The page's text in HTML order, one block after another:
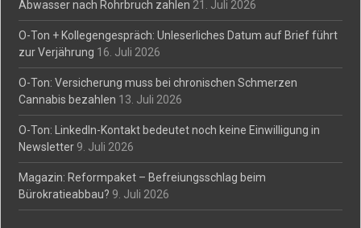
Abwasser nach Rohrbruch zahlen 21. Juli 2026
O-Ton + Kollegengespräch: Unleserliches Datum auf Brief führt
zur Verjährung 16. Juli 2026
O-Ton: Versicherung muss bei chronischen Schmerzen
Cannabis bezahlen 13. Juli 2026
O-Ton: LinkedIn-Kontakt bedeutet noch keine Einwilligung in
Newsletter 9. Juli 2026
Magazin: Reformpaket – Befreiungsschlag beim
Bürokratieabbau? 9. Juli 2026